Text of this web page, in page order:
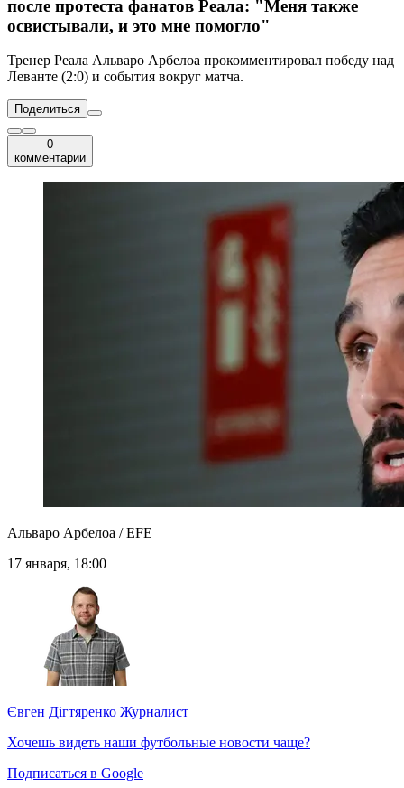
после протеста фанатов Реала: "Меня также
освистывали, и это мне помогло"
Тренер Реала Альваро Арбелоа прокомментировал победу над
Леванте (2:0) и события вокруг матча.
Поделиться
0
комментарии
Альваро Арбелоа / EFE
17 января, 18:00
Євген Дігтяренко Журналист
Хочешь видеть наши футбольные новости чаще?
Подписаться в Google